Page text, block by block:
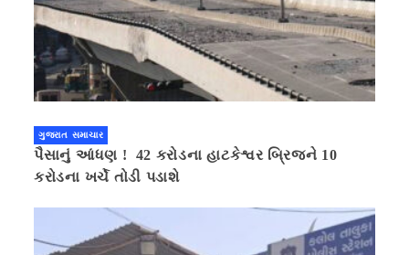
ગુજરાત સમાચાર
પૈસાનું આંધણ ! 42 કરોડના હાટકેશ્વર બ્રિજને 10
કરોડના ખર્ચે તોડી પડાશે